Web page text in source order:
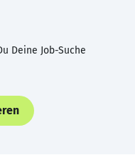
Deine Job-Suche